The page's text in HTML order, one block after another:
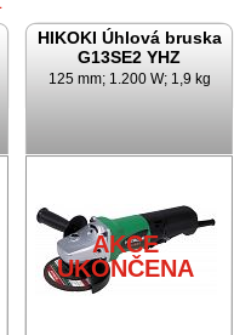
HIKOKI Úhlová bruska
G13SE2 YHZ
125 mm; 1.200 W; 1,9 kg
AKCE
UKONČENA